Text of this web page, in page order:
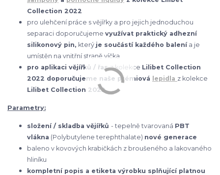
Collection 2022
pro ulehčení práce s vějířky a pro jejich jednoduchou
separaci doporučujeme využívat praktický adhezní
silikonový pin, který je součástí každého balenía je
umístěn na vnitřní straně víčka
pro aplikaci vějířků / řasz kolekce Lilibet Collection
2022 doporučujeme naše prémiová lepidla z kolekce
Lilibet Collection 2022
Parametry:
složení / skladba vějířků - tepelně tvarovaná PBT
vlákna (Polybutylene terephthalate) nové generace
baleno v kovových krabičkách z broušeného a lakovaného
hliníku
kompletní popis a etiketa výrobku splňující platnou